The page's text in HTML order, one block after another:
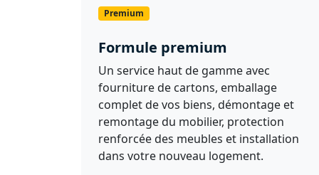
Premium
Formule premium
Un service haut de gamme avec
fourniture de cartons, emballage
complet de vos biens, démontage et
remontage du mobilier, protection
renforcée des meubles et installation
dans votre nouveau logement.